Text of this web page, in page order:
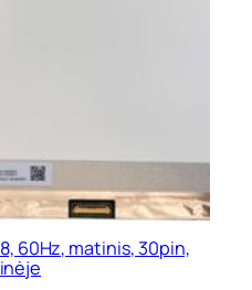
60Hz, matinis, 30pin,